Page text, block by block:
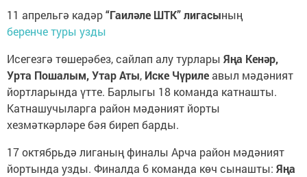
11 апрельгә кадәр“Гаиләле ШТК” лигасының
беренче туры узды
Исегезгә төшерәбез, сайлап алу турлары Яңа Кенәр,
Урта Пошалым, Утар Аты, Иске Чүрилеавыл мәдәният
йортларында үтте. Барлыгы 18 команда катнашты.
Катнашучыларга район мәдәният йорты
хезмәткәрләре бәя биреп барды.
17 октябрьдә лиганың финалы Арча район мәдәният
йортында узды. Финалда 6 команда көч сынашты: Яңа